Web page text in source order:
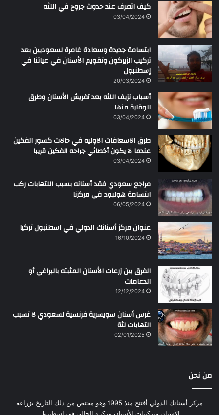
كيف اتصرف عند حدوث جروح في اللثه
03/04/2024
ابتسامة جديدة وسعادة غامرة لسعوديين بعد
تركيب الزيركون وتقويم الأسنان في عياتنا في
إسطنبول
20/03/2024
أسباب نزيف اللثه بعد تفريش الأسنان وطرق
الوقاية منها
03/04/2024
طرق الاسعافات الاوليه في حالات كسور الفكين
عندما لا يكون أخصائي جراحه الفكين قريبا
03/04/2024
مراجع سعودي فقد أسنانه بسبب اللتهابات ركب
ابتسامة هوليود في مركزنا
06/05/2024
عنوان مركز أسنانك الدولي في اسطنبول تركيا
16/10/2024
الفرق بين زرعات الأسنان المثبته بالبراغي أو
الدعامات
12/12/2024
غرس أسنان سويسرية فرنسية لسعودي لا تسبب
التهابات لثة
02/01/2025
من نحن
مركز أسنانك الدولي أفتتح منذ 1995 وهو مختص من ذلك التاريخ بزراعة
الأسنان وتركيبات الأسنان مركزه الحالي في اسطنبول